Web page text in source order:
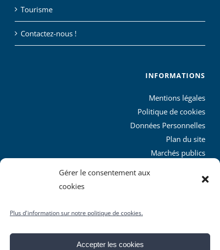
Gérer le consentement aux
cookies
Plus d'information sur notre politique de cookies.
Accepter les cookies
Tourisme
Contactez-nous !
INFORMATIONS
Mentions légales
Politique de cookies
Données Personnelles
Plan du site
Marchés publics
L’agglo recrute